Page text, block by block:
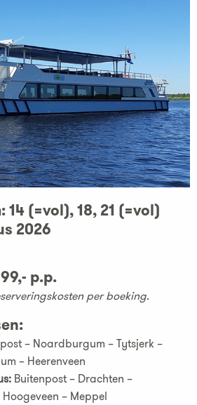
(=vol), 18, 21 (=vol)
2026
p.p.
per boeking.
– Noardburgum – Tytsjerk –
– Heerenveen
Buitenpost – Drachten –
– Meppel